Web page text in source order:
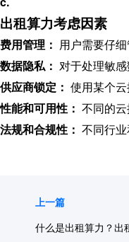
出租算力考虑因素
费用管理： 用户需要仔
数据隐私： 对于处理敏
供应商锁定： 使用某个
性能和可用性： 不同的
法规和合规性： 不同行
上一篇
什么是出租算力？出